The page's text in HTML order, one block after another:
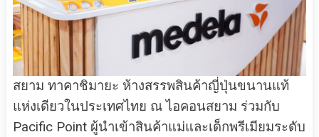
สยาม ทาคาชิมายะ ห้างสรรพสินค้าญี่ปุ่นขนานแท้
แห่งเดียวในประเทศไทย ณ ไอคอนสยาม ร่วมกับ
Pacific Point ผู้นำเข้าสินค้าแม่และเด็กพรีเมียมระดับ